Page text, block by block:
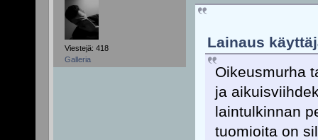
Viestejä: 418
Galleria
Lainaus
Oikeusmurha
ja
laintulkinnan
tuomioita on